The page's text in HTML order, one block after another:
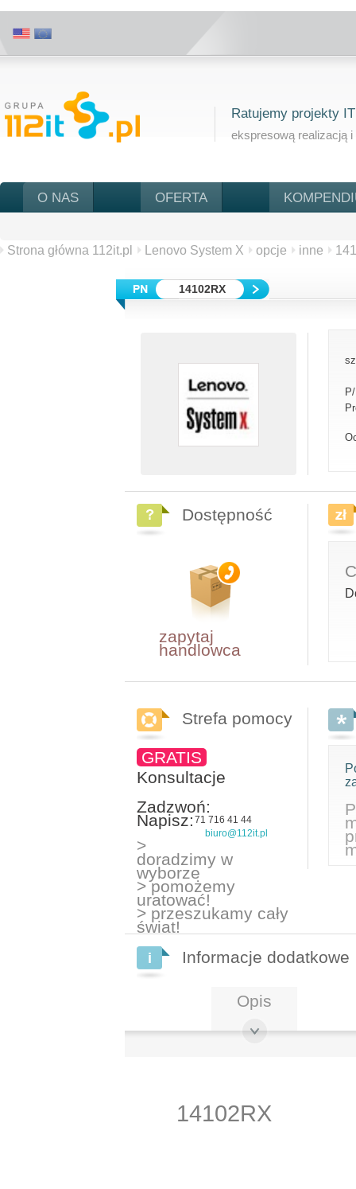
Ratujemy projekty IT
ekspresową realizacją i
O NAS OFERTA
Strona główna 112it.pl Lenovo System X opcje inne
14102RX
Dostępność
zapytaj
handlowca
Strefa pomocy
GRATIS
Konsultacje
Zadzwoń:
71 716 41 44
Napisz:
biuro@112it.pl
>
doradzimy w
wyborze
> pomożemy
uratować!
> przeszukamy cały
świat!
Informacje dodatkowe
Opis
14102RX